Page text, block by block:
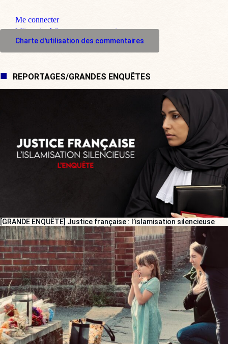
Me connecter
M'inscrire à l'espace commentaire
Charte d'utilisation des commentaires
REPORTAGES/GRANDES ENQUÊTES
[GRANDE ENQUÊTE] Justice française : l’islamisation silencieuse